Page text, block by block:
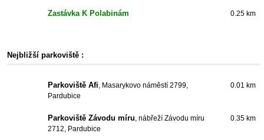
Zastávka K Polabinám 0.25 km
Nejbližší parkoviště :
Parkoviště Afi, Masarykovo náměstí 2799,
Pardubice
0.01 km
Parkoviště Závodu míru, nábřeží Závodu míru
2712, Pardubice
0.35 km